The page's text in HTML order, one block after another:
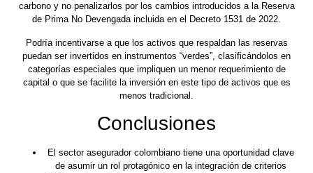
carbono y no penalizarlos por los cambios introducidos a la Reserva
de Prima No Devengada incluida en el Decreto 1531 de 2022.
Podría incentivarse a que los activos que respaldan las reservas
puedan ser invertidos en instrumentos “verdes”, clasificándolos en
categorías especiales que impliquen un menor requerimiento de
capital o que se facilite la inversión en este tipo de activos que es
menos tradicional.
Conclusiones
El sector asegurador colombiano tiene una oportunidad clave
de asumir un rol protagónico en la integración de criterios